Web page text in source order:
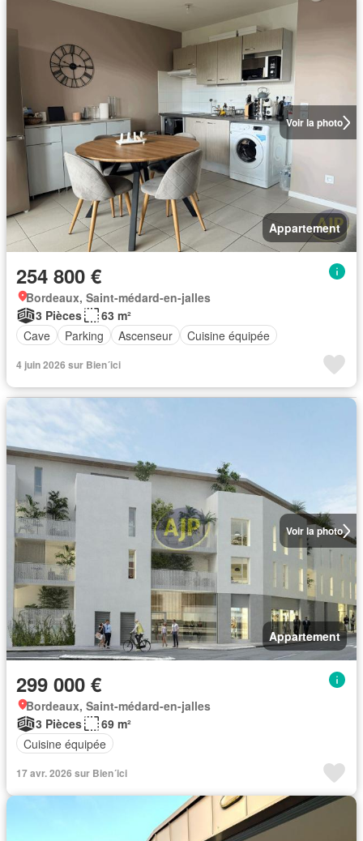
Voir la photo
Appartement
254 800 €
Bordeaux, Saint-médard-en-jalles
3 Pièces
63 m²
Cave
Parking Ascenseur Cuisine équipée
4 juin 2026 sur Bien´ici
Voir la photo
Appartement
299 000 €
Bordeaux, Saint-médard-en-jalles
3 Pièces
69 m²
Cuisine équipée
17 avr. 2026 sur Bien´ici